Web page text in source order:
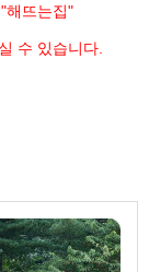
해뜨는집"
수 있습니다.